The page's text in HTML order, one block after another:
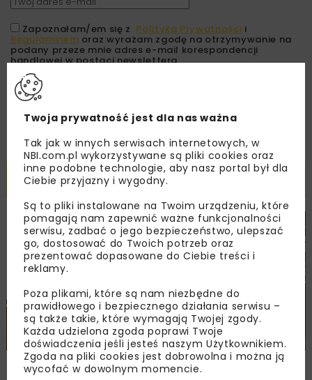
Zapoznałam/em się z Polityką Prywatności i
Regulaminem oraz wyrażam zgodę na otrzymywanie na
podany przeze mnie adres e-mail korespondencji
handlowej w postaci newslettera.
Powiązane artykuły
DROGI MOSTY TUNELE ARCHIWUM NBI WYDARZENIA
NOVDROG 2026
Twoja prywatność jest dla nas ważna
Tak jak w innych serwisach internetowych, w
NBI.com.pl wykorzystywane są pliki cookies oraz
inne podobne technologie, aby nasz portal był dla
Ciebie przyjazny i wygodny.
Są to pliki instalowane na Twoim urządzeniu, które
pomagają nam zapewnić ważne funkcjonalności
serwisu, zadbać o jego bezpieczeństwo, ulepszać
go, dostosować do Twoich potrzeb oraz
prezentować dopasowane do Ciebie treści i
reklamy.
Poza plikami, które są nam niezbędne do
prawidłowego i bezpiecznego działania serwisu –
są także takie, które wymagają Twojej zgody.
Każda udzielona zgoda poprawi Twoje
doświadczenia jeśli jesteś naszym Użytkownikiem.
Zgoda na pliki cookies jest dobrowolna i można ją
wycofać w dowolnym momencie.